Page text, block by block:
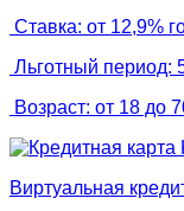
Ставка: от 12,9%
Льготный период:
Возраст: от 18 до
Виртуальная